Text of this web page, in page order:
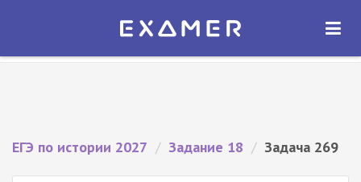
Экзамер — ЕГЭ 2027
ОТКРЫТЬ
ЕГЭ по истории 2027 / Задание 18 / Задача 269